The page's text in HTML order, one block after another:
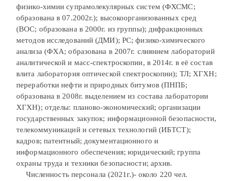
физико-химии супрамолекулярных систем (ФХСМС;
образована в 07.2002г.); высокоорганизованных сред
(ВОС; образована в 2000г. из группы); дифракционных
методов исследований (ДМИ); РС; физико-химического
анализа (ФХА; образована в 2007г. слиянием лабораторий
аналитической и масс-спектроскопии, в 2014г. в её состав
влита лаборатория оптической спектроскопии); ТЛ; ХГХН;
переработки нефти и природных битумов (ПНПБ;
образована в 2008г. выделением из состава лаборатории
ХГХН); отделы: планово-экономический; организации
государственных закупок; информационной безопасности,
телекоммуникаций и сетевых технологий (ИБТСТ);
кадров; патентный; документационного и
информационного обеспечения; юридический; группа
охраны труда и техники безопасности; архив.
Численность персонала (2021г.)- около 220 чел.